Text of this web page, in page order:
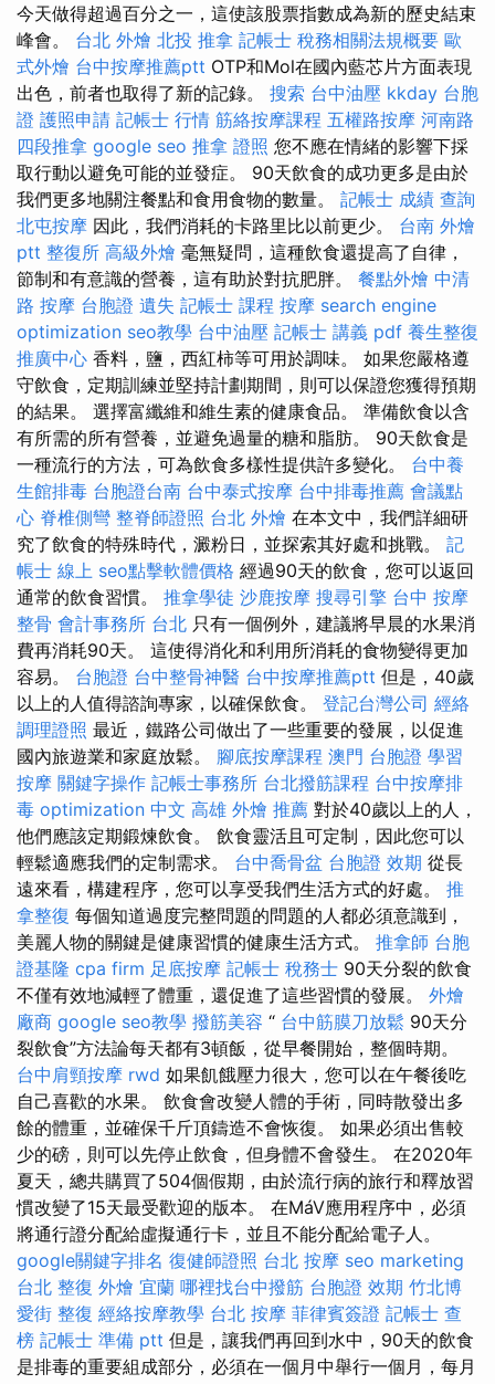
今天做得超過百分之一，這使該股票指數成為新的歷史結束
峰會。 台北 外燴 北投 推拿 記帳士 稅務相關法規概要 歐
式外燴 台中按摩推薦ptt OTP和Mol在國內藍芯片方面表現
出色，前者也取得了新的記錄。 搜索 台中油壓 kkday 台胞
證 護照申請 記帳士 行情 筋絡按摩課程 五權路按摩 河南路
四段推拿 google seo 推拿 證照 您不應在情緒的影響下採
取行動以避免可能的並發症。 90天飲食的成功更多是由於
我們更多地關注餐點和食用食物的數量。 記帳士 成績 查詢
北屯按摩 因此，我們消耗的卡路里比以前更少。 台南 外燴
ptt 整復所 高級外燴 毫無疑問，這種飲食還提高了自律，
節制和有意識的營養，這有助於對抗肥胖。 餐點外燴 中清
路 按摩 台胞證 遺失 記帳士 課程 按摩 search engine
optimization seo教學 台中油壓 記帳士 講義 pdf 養生整復
推廣中心 香料，鹽，西紅柿等可用於調味。 如果您嚴格遵
守飲食，定期訓練並堅持計劃期間，則可以保證您獲得預期
的結果。 選擇富纖維和維生素的健康食品。 準備飲食以含
有所需的所有營養，並避免過量的糖和脂肪。 90天飲食是
一種流行的方法，可為飲食多樣性提供許多變化。 台中養
生館排毒 台胞證台南 台中泰式按摩 台中排毒推薦 會議點
心 脊椎側彎 整脊師證照 台北 外燴 在本文中，我們詳細研
究了飲食的特殊時代，澱粉日，並探索其好處和挑戰。 記
帳士 線上 seo點擊軟體價格 經過90天的飲食，您可以返回
通常的飲食習慣。 推拿學徒 沙鹿按摩 搜尋引擎 台中 按摩
整骨 會計事務所 台北 只有一個例外，建議將早晨的水果消
費再消耗90天。 這使得消化和利用所消耗的食物變得更加
容易。 台胞證 台中整骨神醫 台中按摩推薦ptt 但是，40歲
以上的人值得諮詢專家，以確保飲食。 登記台灣公司 經絡
調理證照 最近，鐵路公司做出了一些重要的發展，以促進
國內旅遊業和家庭放鬆。 腳底按摩課程 澳門 台胞證 學習
按摩 關鍵字操作 記帳士事務所 台北撥筋課程 台中按摩排
毒 optimization 中文 高雄 外燴 推薦 對於40歲以上的人，
他們應該定期鍛煉飲食。 飲食靈活且可定制，因此您可以
輕鬆適應我們的定制需求。 台中喬骨盆 台胞證 效期 從長
遠來看，構建程序，您可以享受我們生活方式的好處。 推
拿整復 每個知道過度完整問題的問題的人都必須意識到，
美麗人物的關鍵是健康習慣的健康生活方式。 推拿師 台胞
證基隆 cpa firm 足底按摩 記帳士 稅務士 90天分裂的飲食
不僅有效地減輕了體重，還促進了這些習慣的發展。 外燴
廠商 google seo教學 撥筋美容 “ 台中筋膜刀放鬆 90天分
裂飲食”方法論每天都有3頓飯，從早餐開始，整個時期。
台中肩頸按摩 rwd 如果飢餓壓力很大，您可以在午餐後吃
自己喜歡的水果。 飲食會改變人體的手術，同時散發出多
餘的體重，並確保千斤頂鑄造不會恢復。 如果必須出售較
少的磅，則可以先停止飲食，但身體不會發生。 在2020年
夏天，總共購買了504個假期，由於流行病的旅行和釋放習
慣改變了15天最受歡迎的版本。 在MáV應用程序中，必須
將通行證分配給虛擬通行卡，並且不能分配給電子人。
google關鍵字排名 復健師證照 台北 按摩 seo marketing
台北 整復 外燴 宜蘭 哪裡找台中撥筋 台胞證 效期 竹北博
愛街 整復 經絡按摩教學 台北 按摩 菲律賓簽證 記帳士 查
榜 記帳士 準備 ptt 但是，讓我們再回到水中，90天的飲食
是排毒的重要組成部分，必須在一個月中舉行一個月，每月